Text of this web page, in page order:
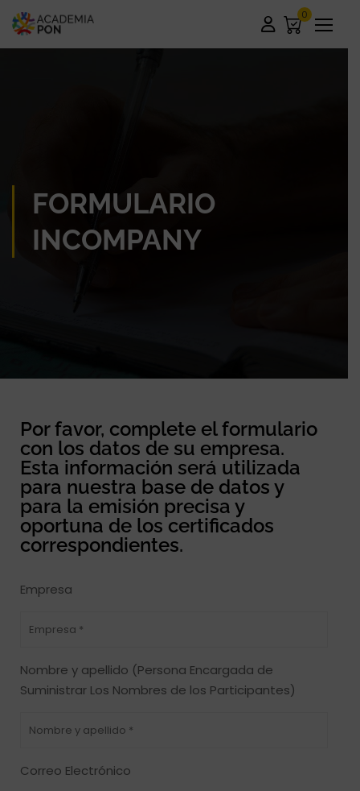
0
FORMULARIO
INCOMPANY
Por favor, complete el formulario
con los datos de su empresa.
Esta información será utilizada
para nuestra base de datos y
para la emisión precisa y
oportuna de los certificados
correspondientes.
Empresa
Nombre y apellido (Persona Encargada de
Suministrar Los Nombres de los Participantes)
Correo Electrónico